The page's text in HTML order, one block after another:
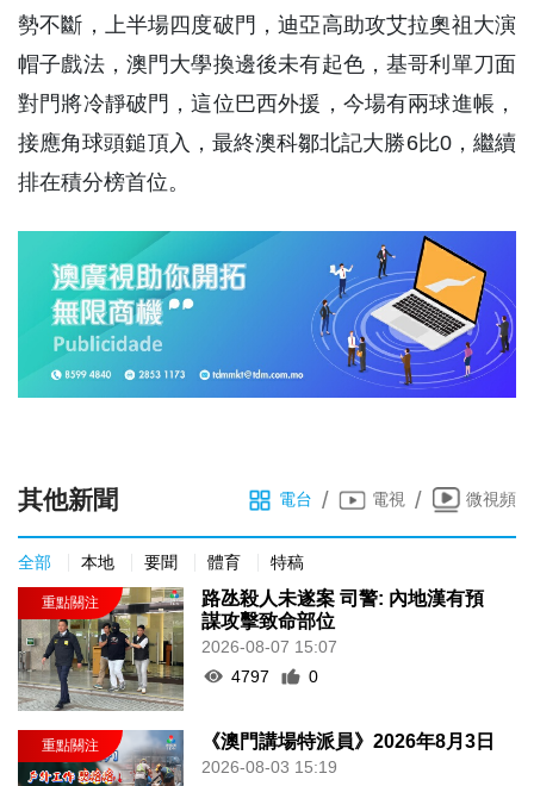
勢不斷，上半場四度破門，迪亞高助攻艾拉奧祖大演
帽子戲法，澳門大學換邊後未有起色，基哥利單刀面
對門將冷靜破門，這位巴西外援，今場有兩球進帳，
接應角球頭鎚頂入，最終澳科鄒北記大勝6比0，繼續
排在積分榜首位。
其他新聞 電台 / 電視 / 微視頻
全部 本地 要聞 體育 特稿
路氹殺人未遂案 司警: 內地漢有預
謀攻擊致命部位
2026-08-07 15:07
4797
0
《澳門講場特派員》2026年8月3日
2026-08-03 15:19